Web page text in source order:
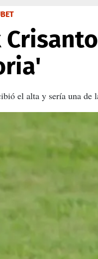
el alta y sería una de